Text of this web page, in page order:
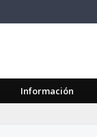
Información